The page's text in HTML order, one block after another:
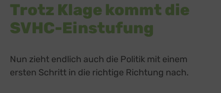
Trotz Klage kommt die
SVHC-Einstufung
Nun zieht endlich auch die Politik mit einem
ersten Schritt in die richtige Richtung nach.